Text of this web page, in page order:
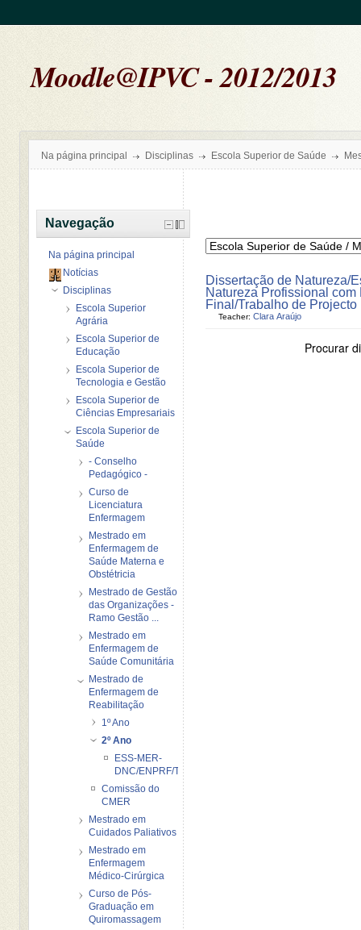
Moodle@IPVC - 2012/2013
Na página principal Disciplinas Escola Superior de Saúde
Dissertação de Natureza/
Natureza Profissional com
Final/Trabalho de Projecto
Teacher: Clara Araújo
Procurar
Navegação
Na página principal
Notícias
Disciplinas
Escola Superior
Agrária
Escola Superior de
Educação
Escola Superior de
Tecnologia e Gestão
Escola Superior de
Ciências Empresariais
Escola Superior de
Saúde
- Conselho
Pedagógico -
Curso de
Licenciatura
Enfermagem
Mestrado em
Enfermagem de
Saúde Materna e
Obstétricia
Mestrado de Gestão
das Organizações -
Ramo Gestão ...
Mestrado em
Enfermagem de
Saúde Comunitária
Mestrado de
Enfermagem de
Reabilitação
1º Ano
2º Ano
ESS-MER-
DNC/ENPRF/TP
Comissão do
CMER
Mestrado em
Cuidados Paliativos
Mestrado em
Enfermagem
Médico-Cirúrgica
Curso de Pós-
Graduação em
Quiromassagem